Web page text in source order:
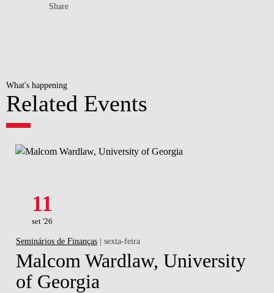
Share
What's happening
Related Events
11
set '26
Seminários de Finanças | sexta-feira
Malcom Wardlaw, University
of Georgia